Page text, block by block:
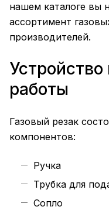
нашем каталоге вы
ассортимент
производителей.
работы
Газовый резак
компонентов:
Ручка
Трубка для
Сопло